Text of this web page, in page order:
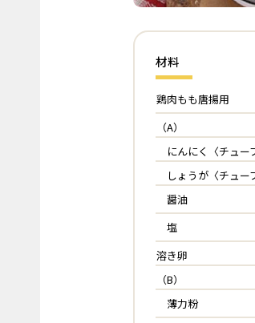
材料
鶏肉もも唐揚用
（A）
にんにく〈チュー
しょうが〈チュー
醤油
塩
溶き卵
（B）
薄力粉